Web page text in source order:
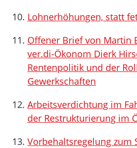
Lohnerhöhungen, statt
Offener Brief von Martin
ver.di-Ökonom Dierk
Rentenpolitik und der
Gewerkschaften
Arbeitsverdichtung im
der Restrukturierung im
Vorbehaltsregelung zum